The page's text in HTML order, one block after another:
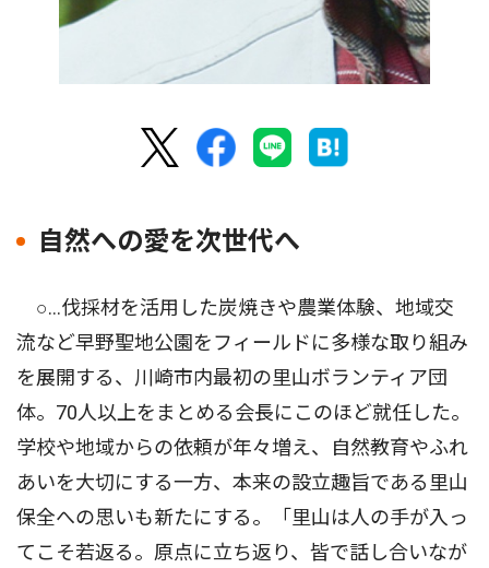
自然への愛を次世代へ
○…伐採材を活用した炭焼きや農業体験、地域交
流など早野聖地公園をフィールドに多様な取り組み
を展開する、川崎市内最初の里山ボランティア団
体。70人以上をまとめる会長にこのほど就任した。
学校や地域からの依頼が年々増え、自然教育やふれ
あいを大切にする一方、本来の設立趣旨である里山
保全への思いも新たにする。「里山は人の手が入っ
てこそ若返る。原点に立ち返り、皆で話し合いなが